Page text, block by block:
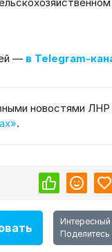
— в Telegram-
новостями ЛНР
.
Поделитесь